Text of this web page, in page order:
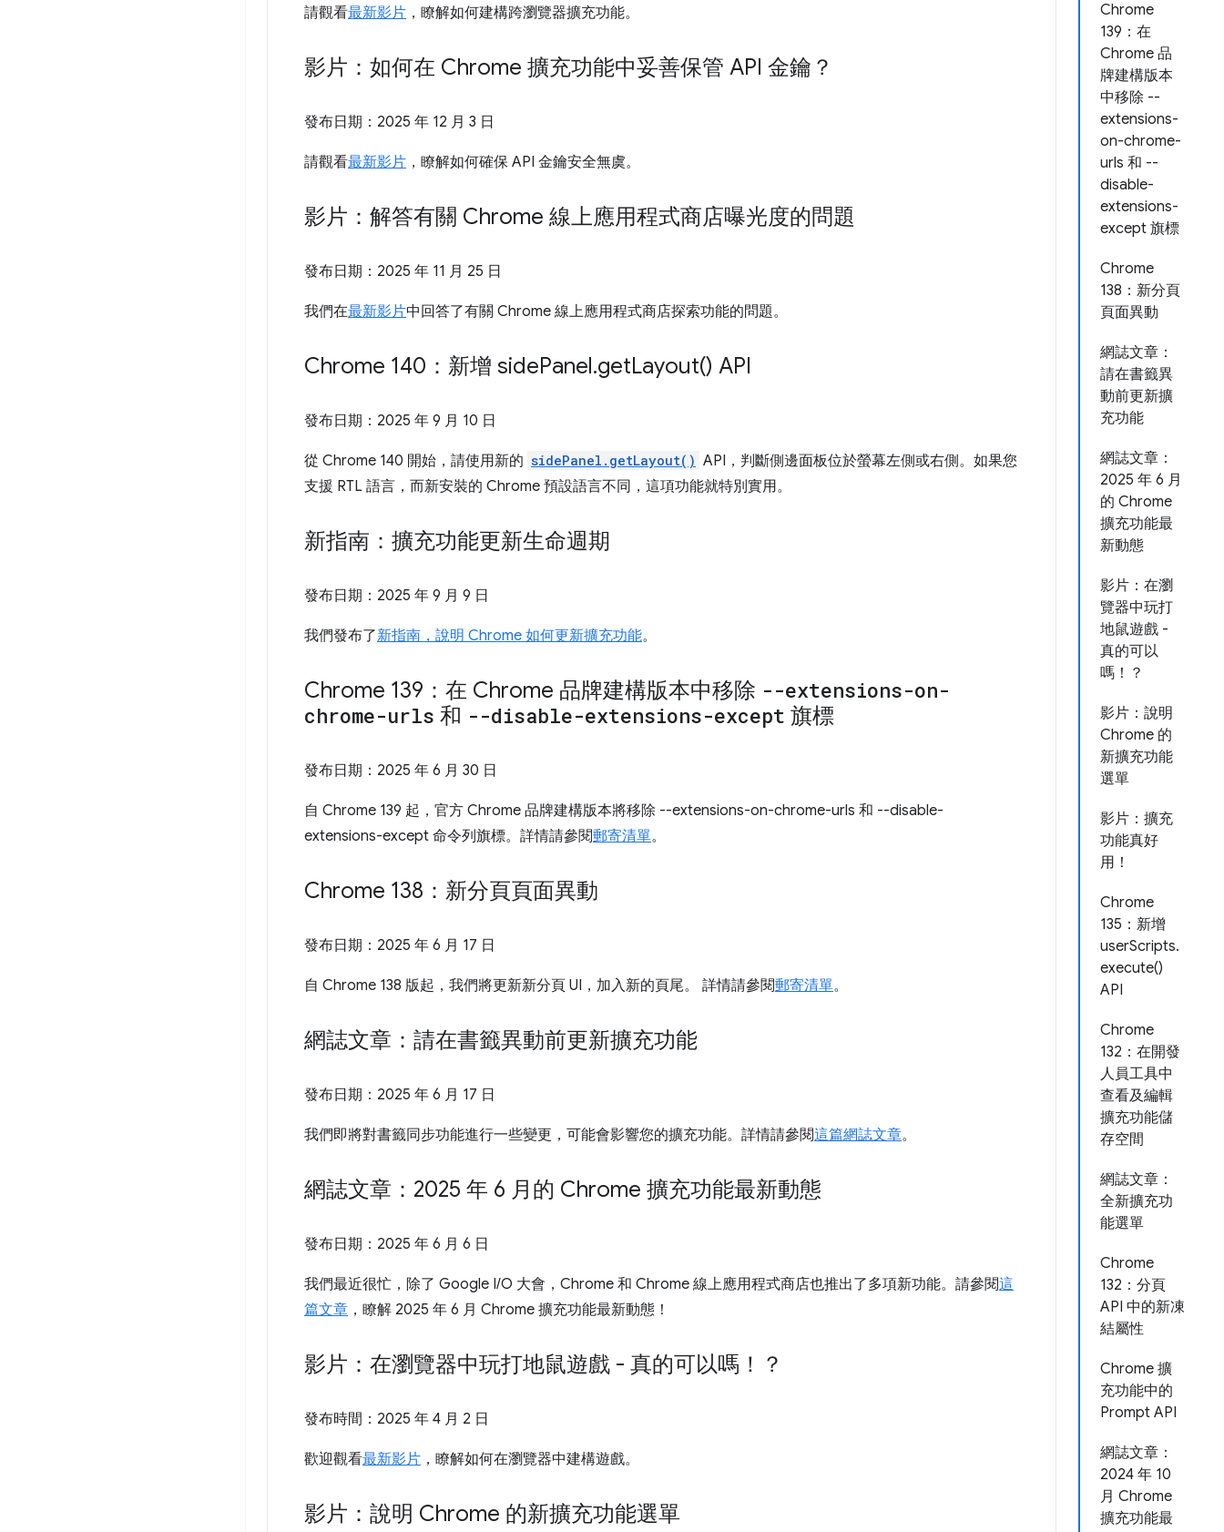
Chrome
139：在
Chrome 品
牌建構版本
中移除 --
extensions-
on-chrome-
urls 和 --
disable-
extensions-
except 旗標
Chrome
138：新分頁
頁面異動
網誌文章：
請在書籤異
動前更新擴
充功能
網誌文章：
2025 年 6 月
的 Chrome
擴充功能最
新動態
影片：在瀏
覽器中玩打
地鼠遊戲 -
真的可以
嗎！？
影片：說明
Chrome 的
新擴充功能
選單
影片：擴充
功能真好
用！
Chrome
135：新增
userScripts.
execute()
API
Chrome
132：在開發
人員工具中
查看及編輯
擴充功能儲
存空間
網誌文章：
全新擴充功
能選單
Chrome
132：分頁
API 中的新凍
結屬性
Chrome 擴
充功能中的
Prompt API
網誌文章：
2024 年 10
月 Chrome
擴充功能最
請觀看最新影片 ，瞭解如何建構跨瀏覽器擴充功能。
影片：如何在 Chrome 擴充功能中妥善保管 API 金鑰？
發布日期： 2025 年 12 月 3 日
請觀看最新影片 ，瞭解如何確保 API 金鑰安全無虞。
影片：解答有關 Chrome 線上應用程式商店曝光度的問題
發布日期： 2025 年 11 月 25 日
我們在最新影片中回答了有關 Chrome 線上應用程式商店探索功能的問題。
Chrome 140：新增 sidePanel.getLayout() API
發布日期： 2025 年 9 月 10 日
從 Chrome 140 開始，請使用新的 sidePanel.getLayout() API，判斷側邊面板位於螢幕左側或右側。如果您
支援 RTL 語言，而新安裝的 Chrome 預設語言不同，這項功能就特別實用。
新指南：擴充功能更新生命週期
發布日期： 2025 年 9 月 9 日
我們發布了新指南，說明 Chrome 如何更新擴充功能。
Chrome 139：在 Chrome 品牌建構版本中移除 --extensions-on-
chrome-urls 和 --disable-extensions-except 旗標
發布日期： 2025 年 6 月 30 日
自 Chrome 139 起，官方 Chrome 品牌建構版本將移除 --extensions-on-chrome-urls 和 --disable-
extensions-except 命令列旗標。詳情請參閱郵寄清單。
Chrome 138：新分頁頁面異動
發布日期： 2025 年 6 月 17 日
自 Chrome 138 版起，我們將更新新分頁 UI，加入新的頁尾。 詳情請參閱郵寄清單。
網誌文章：請在書籤異動前更新擴充功能
發布日期： 2025 年 6 月 17 日
我們即將對書籤同步功能進行一些變更，可能會影響您的擴充功能。詳情請參閱這篇網誌文章。
網誌文章：2025 年 6 月的 Chrome 擴充功能最新動態
發布日期： 2025 年 6 月 6 日
我們最近很忙，除了 Google I/O 大會，Chrome 和 Chrome 線上應用程式商店也推出了多項新功能。請參閱這
篇文章 ，瞭解 2025 年 6 月 Chrome 擴充功能最新動態！
影片：在瀏覽器中玩打地鼠遊戲 - 真的可以嗎！？
發布時間： 2025 年 4 月 2 日
歡迎觀看最新影片 ，瞭解如何在瀏覽器中建構遊戲。
影片：說明 Chrome 的新擴充功能選單